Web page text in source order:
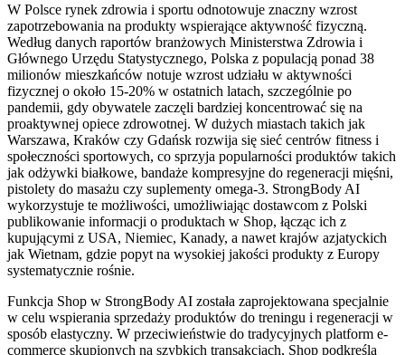
W Polsce rynek zdrowia i sportu odnotowuje znaczny wzrost
zapotrzebowania na produkty wspierające aktywność fizyczną.
Według danych raportów branżowych Ministerstwa Zdrowia i
Głównego Urzędu Statystycznego, Polska z populacją ponad 38
milionów mieszkańców notuje wzrost udziału w aktywności
fizycznej o około 15-20% w ostatnich latach, szczególnie po
pandemii, gdy obywatele zaczęli bardziej koncentrować się na
proaktywnej opiece zdrowotnej. W dużych miastach takich jak
Warszawa, Kraków czy Gdańsk rozwija się sieć centrów fitness i
społeczności sportowych, co sprzyja popularności produktów takich
jak odżywki białkowe, bandaże kompresyjne do regeneracji mięśni,
pistolety do masażu czy suplementy omega-3. StrongBody AI
wykorzystuje te możliwości, umożliwiając dostawcom z Polski
publikowanie informacji o produktach w Shop, łącząc ich z
kupującymi z USA, Niemiec, Kanady, a nawet krajów azjatyckich
jak Wietnam, gdzie popyt na wysokiej jakości produkty z Europy
systematycznie rośnie.
Funkcja Shop w StrongBody AI została zaprojektowana specjalnie
w celu wspierania sprzedaży produktów do treningu i regeneracji w
sposób elastyczny. W przeciwieństwie do tradycyjnych platform e-
commerce skupionych na szybkich transakcjach, Shop podkreśla